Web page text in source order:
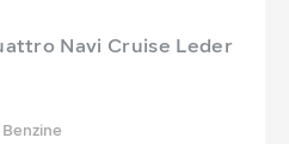
Navi Cruise Leder
Benzine